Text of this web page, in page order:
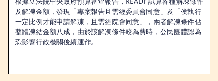
及解凍金額，發現「專案報告且需經委員會同意」及「俟執行
一定比例才能申請解凍，且需經院會同意」，兩者解凍條件佔
整體凍結金額八成，由於該解凍條件較為費時，公民團體認為
恐影響行政機關後續運作。